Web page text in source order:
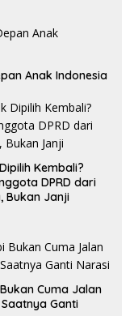
Anak Indonesia
Kembali?
DPRD dari
Bukan Janji
Cuma Jalan
Ganti